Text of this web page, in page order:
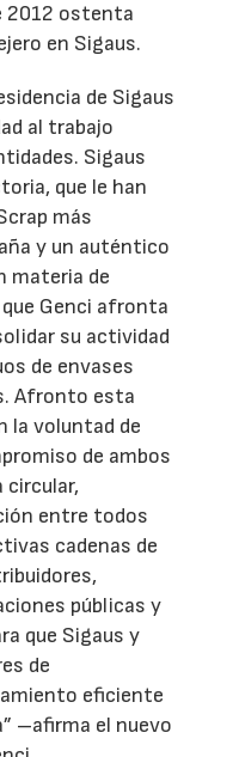
2012 ostenta
en Sigaus.
de Sigaus
al trabajo
Sigaus
que le han
más
y un auténtico
materia de
Genci afronta
su actividad
de envases
Afronto esta
la voluntad de
de ambos
circular,
entre todos
cadenas de
públicas y
que Sigaus y
de
eficiente
–afirma el nuevo